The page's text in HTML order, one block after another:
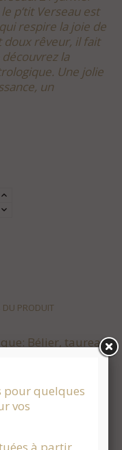
p’tit Verseau est
respire la joie de
doux rêveur, il fait
la
Une jolie
un
DU PRODUIT
Bélier, taureau,
Scorpion,
A vous de
livré avec son
pour garder
pour quelques
vos